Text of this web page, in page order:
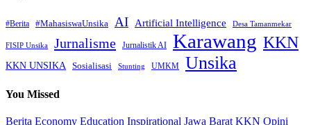
#Berita #MahasiswaUnsika AI Artificial Intelligence Desa Tamanmekar
FISIP Unsika Jurnalisme Jurnalistik AI Karawang KKN
KKN UNSIKA Sosialisasi Stunting UMKM Unsika
You Missed
Berita Economy Education Inspirational Jawa Barat KKN Opini